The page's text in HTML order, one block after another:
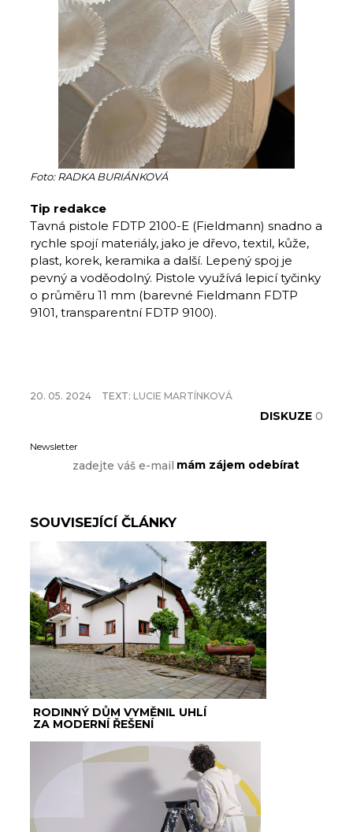
Foto: RADKA BURIÁNKOVÁ
Tip redakce
Tavná pistole FDTP 2100-E (Fieldmann) snadno a
rychle spojí materiály, jako je dřevo, textil, kůže,
plast, korek, keramika a další. Lepený spoj je
pevný a voděodolný. Pistole využívá lepicí tyčinky
o průměru 11 mm (barevné Fieldmann FDTP
9101, transparentní FDTP 9100).
20. 05. 2024 TEXT: LUCIE MARTÍNKOVÁ
DISKUZE 0
Newsletter
SOUVISEJÍCÍ ČLÁNKY
RODINNÝ DŮM VYMĚNIL UHLÍ
ZA MODERNÍ ŘEŠENÍ